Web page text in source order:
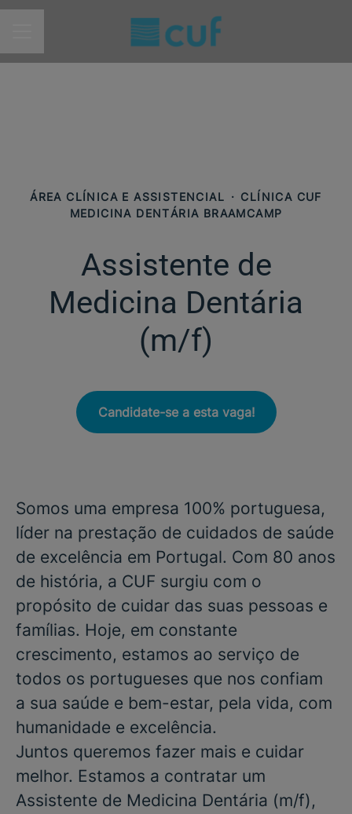
MENU DE CARREIRAS
ÁREA CLÍNICA E ASSISTENCIAL · CLÍNICA CUF
MEDICINA DENTÁRIA BRAAMCAMP
Assistente de
Medicina Dentária
(m/f)​
Candidate-se a esta vaga!
Somos uma empresa 100% portuguesa,
líder na prestação de cuidados de saúde
de excelência em Portugal. Com 80 anos
de história, a CUF surgiu com o
propósito de cuidar das suas pessoas e
famílias. Hoje, em constante
crescimento, estamos ao serviço de
todos os portugueses que nos confiam
a sua saúde e bem-estar, pela vida, com
humanidade e excelência.
Juntos queremos fazer mais e cuidar
melhor. Estamos a contratar um
Assistente de Medicina Dentária (m/f),